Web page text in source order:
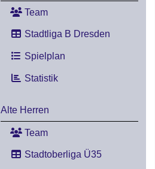
Team
Stadtliga B Dresden
Spielplan
Statistik
Alte Herren
Team
Stadtoberliga Ü35